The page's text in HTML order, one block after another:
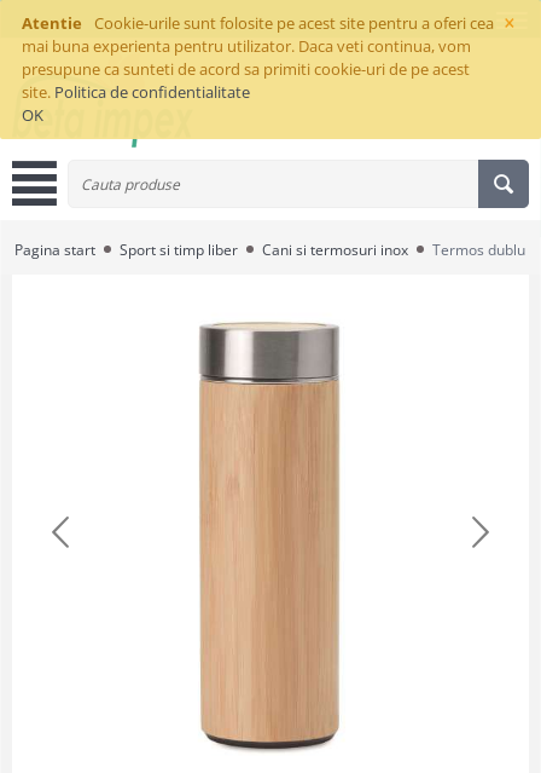
×
Atentie
Cookie-urile sunt folosite pe acest site pentru a oferi cea
mai buna experienta pentru utilizator. Daca veti continua, vom
presupune ca sunteti de acord sa primiti cookie-uri de pe acest
site. Politica de confidentialitate
OK
Pagina start Sport si timp liber Cani si termosuri inox Termos dublu